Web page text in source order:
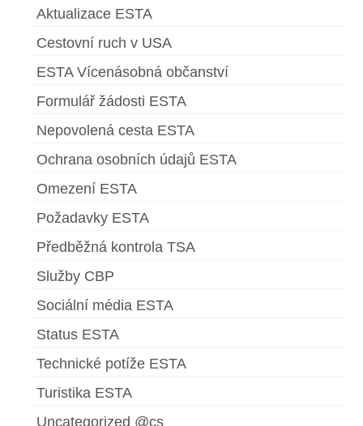
Aktualizace ESTA
Cestovní ruch v USA
ESTA Vícenásobná občanství
Formulář žádosti ESTA
Nepovolená cesta ESTA
Ochrana osobních údajů ESTA
Omezení ESTA
Požadavky ESTA
Předběžná kontrola TSA
Služby CBP
Sociální média ESTA
Status ESTA
Technické potíže ESTA
Turistika ESTA
Uncategorized @cs